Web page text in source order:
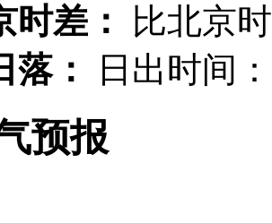
时差：
比北京
落：
日出时间
预报